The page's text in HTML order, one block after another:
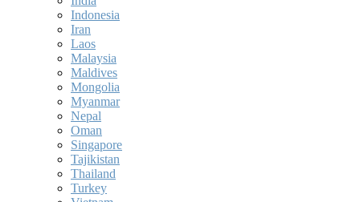
Indonesia
Iran
Laos
Malaysia
Maldives
Mongolia
Myanmar
Nepal
Oman
Singapore
Tajikistan
Thailand
Turkey